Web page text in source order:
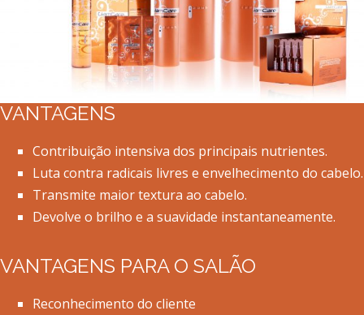
VANTAGENS
Contribuição intensiva dos principais nutrientes.
Luta contra radicais livres e envelhecimento do cabelo.
Transmite maior textura ao cabelo.
Devolve o brilho e a suavidade instantaneamente.
VANTAGENS PARA O SALÃO
Reconhecimento do cliente